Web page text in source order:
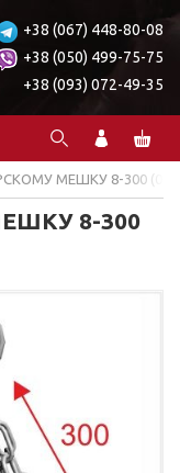
+38 (067) 448-80-08
+38 (050) 499-75-75
+38 (093) 072-49-35
МЕШКУ 8-300
8-300